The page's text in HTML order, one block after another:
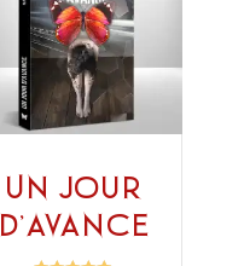
Un jour
d’avance